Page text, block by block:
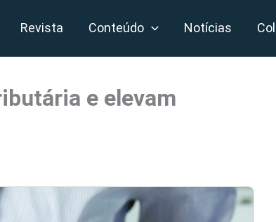
Revista Conteúdo Notícias
e elevam